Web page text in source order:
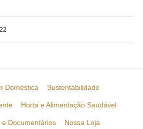
Doméstica Sustentabilidade
Horta e Alimentação Saudável
e Documentários Nossa Loja